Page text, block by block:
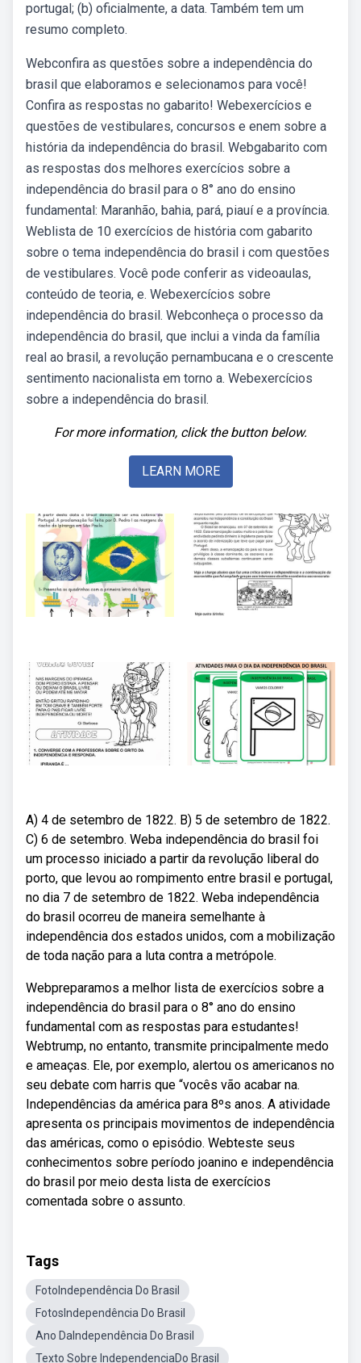
portugal; (b) oficialmente, a data. Também tem um
resumo completo.
Webconfira as questões sobre a independência do
brasil que elaboramos e selecionamos para você!
Confira as respostas no gabarito! Webexercícios e
questões de vestibulares, concursos e enem sobre a
história da independência do brasil. Webgabarito com
as respostas dos melhores exercícios sobre a
independência do brasil para o 8° ano do ensino
fundamental: Maranhão, bahia, pará, piauí e a província.
Weblista de 10 exercícios de história com gabarito
sobre o tema independência do brasil i com questões
de vestibulares. Você pode conferir as videoaulas,
conteúdo de teoria, e. Webexercícios sobre
independência do brasil. Webconheça o processo da
independência do brasil, que inclui a vinda da família
real ao brasil, a revolução pernambucana e o crescente
sentimento nacionalista em torno a. Webexercícios
sobre a independência do brasil.
For more information, click the button below.
LEARN MORE
A) 4 de setembro de 1822. B) 5 de setembro de 1822.
C) 6 de setembro. Weba independência do brasil foi
um processo iniciado a partir da revolução liberal do
porto, que levou ao rompimento entre brasil e portugal,
no dia 7 de setembro de 1822. Weba independência
do brasil ocorreu de maneira semelhante à
independência dos estados unidos, com a mobilização
de toda nação para a luta contra a metrópole.
Webpreparamos a melhor lista de exercícios sobre a
independência do brasil para o 8° ano do ensino
fundamental com as respostas para estudantes!
Webtrump, no entanto, transmite principalmente medo
e ameaças. Ele, por exemplo, alertou os americanos no
seu debate com harris que “vocês vão acabar na.
Independências da américa para 8ºs anos. A atividade
apresenta os principais movimentos de independência
das américas, como o episódio. Webteste seus
conhecimentos sobre período joanino e independência
do brasil por meio desta lista de exercícios
comentada sobre o assunto.
Tags
FotoIndependência Do Brasil
FotosIndependência Do Brasil
Ano DaIndependência Do Brasil
Texto Sobre IndependenciaDo Brasil